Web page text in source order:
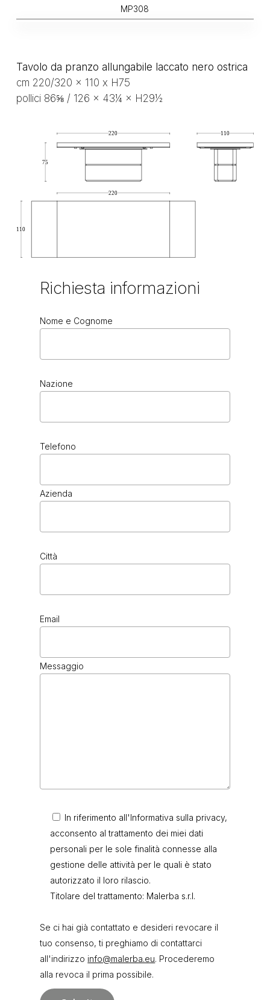
MP308
Tavolo da pranzo allungabile laccato nero ostrica
cm 220/320 x 110 x H75
pollici 86⅝ / 126 × 43¼ × H29½
Richiesta informazioni
Nome e Cognome
Nazione
Telefono
Azienda
Città
Email
Messaggio
In riferimento all'Informativa sulla privacy,
acconsento al trattamento dei miei dati
personali per le sole finalità connesse alla
gestione delle attività per le quali è stato
autorizzato il loro rilascio.
Titolare del trattamento: Malerba s.r.l.
Se ci hai già contattato e desideri revocare il
tuo consenso, ti preghiamo di contattarci
all'indirizzo info@malerba.eu. Procederemo
alla revoca il prima possibile.